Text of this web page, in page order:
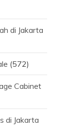
di Jakarta
(572)
Cabinet
di Jakarta